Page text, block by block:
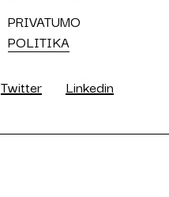
PRIVATUMO
POLITIKA
Twitter
Linkedin